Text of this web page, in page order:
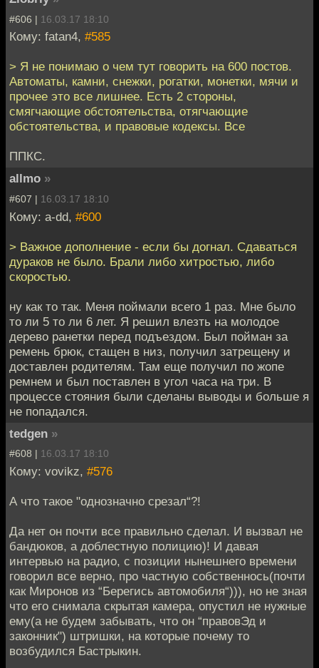
#606 | 16.03.17 18:10
Кому: fatan4, #585
> Я не понимаю о чем тут говорить на 600 постов.
Автоматы, камни, снежки, рогатки, монетки, мячи и
прочее это все лишнее. Есть 2 стороны,
смягчающие обстоятельства, отягчающие
обстоятельства, и правовые кодексы. Все
ППКС.
allmo »
#607 | 16.03.17 18:10
Кому: a-dd, #600
> Важное дополнение - если бы догнал. Сдаваться
дураков не было. Брали либо хитростью, либо
скоростью.
ну как то так. Меня поймали всего 1 раз. Мне было
то ли 5 то ли 6 лет. Я решил влезть на молодое
дерево ранетки перед подъездом. Был пойман за
ремень брюк, стащен в низ, получил затрещену и
доставлен родителям. Там еще получил по жопе
ремнем и был поставлен в угол часа на три. В
процессе стояния были сделаны выводы и больше я
не попадался.
tedgen »
#608 | 16.03.17 18:10
Кому: vovikz, #576
А что такое "однозначно срезал“?!
Да нет он почти все правильно сделал. И вызвал не
бандюков, а доблестную полицию)! И давая
интервью на радио, с позиции нынешнего времени
говорил все верно, про частную собственнось(почти
как Миронов из “Берегись автомобиля“))), но не зная
что его снимала скрытая камера, опустил не нужные
ему(а не будем забывать, что он “правовЭд и
законник") штришки, на которые почему то
возбудился Бастрыкин.